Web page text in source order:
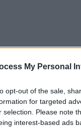
My Personal
opt-out of the sale,
for targeted
selection. Please note
interest-based ads